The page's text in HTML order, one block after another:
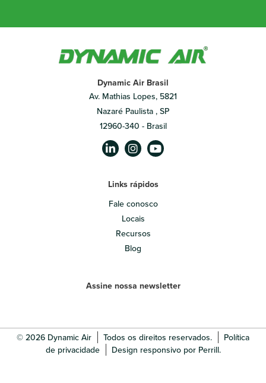
Dynamic Air Brasil
Av. Mathias Lopes, 5821
Nazaré Paulista , SP
12960-340 - Brasil
Links rápidos
Fale conosco
Locais
Recursos
Blog
Assine nossa newsletter
© 2026 Dynamic Air Todos os direitos reservados.
Política
de privacidade
Design responsivo por Perrill.